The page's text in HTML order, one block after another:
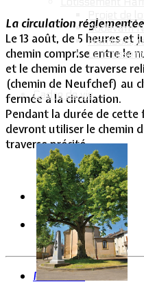
Sodevam
Hambois,
Le
Cadre de vie
La circulation
Le 13 août, de 5 heures et
chemin comprise entre le
et le chemin de traverse
(chemin de Neufchef) au
fermée à la circulation.
Pendant la durée de cette
devront utiliser le chemin
traverse précité.
Précédent